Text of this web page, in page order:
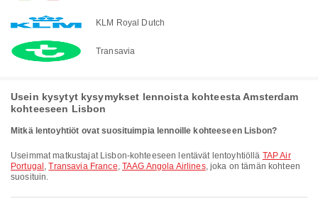
KLM Royal Dutch
Transavia
Usein kysytyt kysymykset lennoista kohteesta Amsterdam
kohteeseen Lisbon
Mitkä lentoyhtiöt ovat suosituimpia lennoille kohteeseen Lisbon?
Useimmat matkustajat Lisbon-kohteeseen lentävät lentoyhtiöllä TAP Air
Portugal ,Transavia France, TAAG Angola Airlines, joka on tämän kohteen
suosituin.